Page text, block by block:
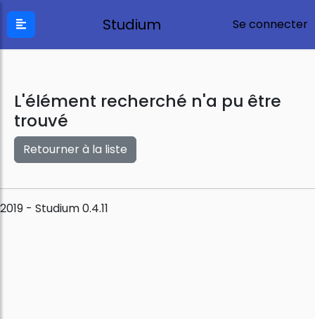
Studium Se connecter
L'élément recherché n'a pu être
trouvé
Retourner à la liste
2019 - Studium 0.4.11